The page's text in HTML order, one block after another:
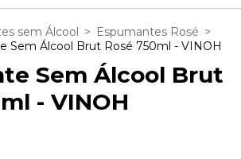
sem Álcool > Espumantes Rosé >
Sem Álcool Brut Rosé 750ml - VINOH
Sem Álcool Brut
- VINOH